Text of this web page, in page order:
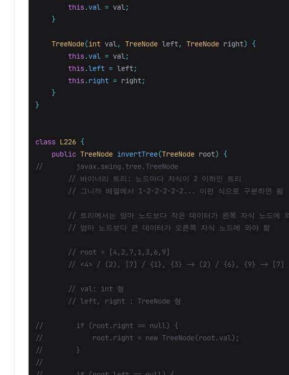
this.val = val;
}
TreeNode(int val, TreeNode left, TreeNode right)
{
this.val = val;
this.left = left;
this.right = right;
}
}
class L226 {
public TreeNode invertTree(TreeNode root)
{
//        javax.swing.tree.TreeNode
// 바이너리 트리: 노드마다 자식이 2 이하인 트리
// 그니까 배열에서 1-2-2-2-2-2... 이런 식으로 구분하면 됨
// 트리에서는 엄마 노드보다 작은 데이터가 왼쪽 자식 노드에
// 엄마 노드보다 큰 데이터가 오른쪽 자식 노드에 와야 함
// root = [4,2,7,1,3,6,9]
// <4> / (2), [7] / {1}, {3} -> (2) / {6}, {9} -> [7]
// val: int 형
// left, right : TreeNode 형
//        if (root.right == null) {
//            root.right = new TreeNode(root.val);
//        }
//